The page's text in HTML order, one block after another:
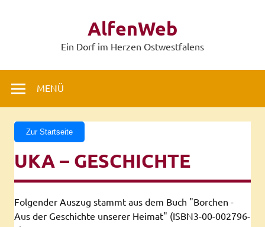
AlfenWeb
Ein Dorf im Herzen Ostwestfalens
MENÜ
Zur Startseite
UKA – GESCHICHTE
Folgender Auszug stammt aus dem Buch "Borchen -
Aus der Geschichte unserer Heimat" (ISBN3-00-002796-